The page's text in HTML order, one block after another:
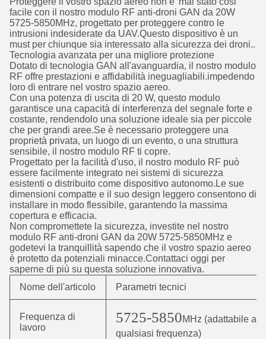
facile con il nostro modulo RF anti-droni GAN da 20W
5725-5850MHz, progettato per proteggere contro le
intrusioni indesiderate da UAV.Questo dispositivo è un
must per chiunque sia interessato alla sicurezza dei droni..
Tecnologia avanzata per una migliore protezione
Dotato di tecnologia GAN all'avanguardia, il nostro modulo
RF offre prestazioni e affidabilità ineguagliabili.impedendo
loro di entrare nel vostro spazio aereo.
Con una potenza di uscita di 20 W, questo modulo
garantisce una capacità di interferenza del segnale forte e
costante, rendendolo una soluzione ideale sia per piccole
che per grandi aree.Se è necessario proteggere una
proprietà privata, un luogo di un evento, o una struttura
sensibile, il nostro modulo RF ti copre.
Progettato per la facilità d'uso, il nostro modulo RF può
essere facilmente integrato nei sistemi di sicurezza
esistenti o distribuito come dispositivo autonomo.Le sue
dimensioni compatte e il suo design leggero consentono di
installare in modo flessibile, garantendo la massima
copertura e efficacia.
Non compromettete la sicurezza, investite nel nostro
modulo RF anti-droni GAN da 20W 5725-5850MHz e
godetevi la tranquillità sapendo che il vostro spazio aereo
è protetto da potenziali minacce.Contattaci oggi per
saperne di più su questa soluzione innovativa.
Nome dell'articolo
Parametri tecnici
Frequenza di
lavoro
5725-5850MHz (adattabile a
qualsiasi frequenza)